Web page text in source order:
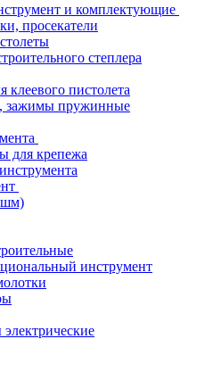
и комплектующие
просекатели
степлера
клеевого пистолета
зажимы пружинные
для крепежа
инструмент